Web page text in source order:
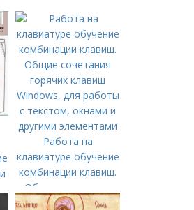
Работа на
клавиатуре обучение
комбинации клавиш.
Общие сочетания
горячих клавиш